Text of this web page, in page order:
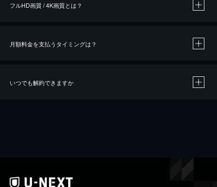
※40％ポイント還元の対象は、クレジットカード決済による作品の購入 / レンタルです。
フルHD画質 / 4K画質とは？
月額料金を支払うタイミングは？
いつでも解約できますか